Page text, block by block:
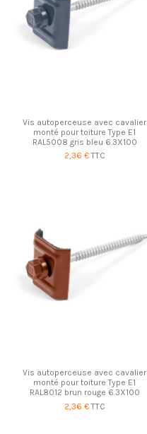
Vis autoperceuse avec cavalier
monté pour toiture Type E1
RAL5008 gris bleu 6.3X100
2,36 €TTC
Vis autoperceuse avec cavalier
monté pour toiture Type E1
RAL8012 brun rouge 6.3X100
2,36 €TTC